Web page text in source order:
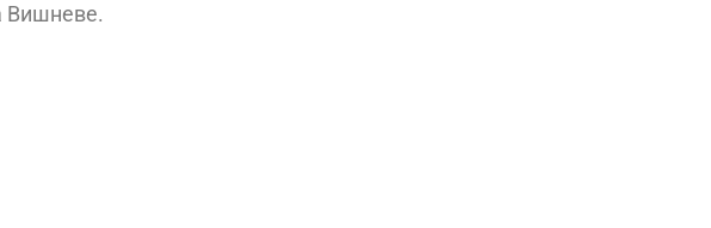
Вишневе.